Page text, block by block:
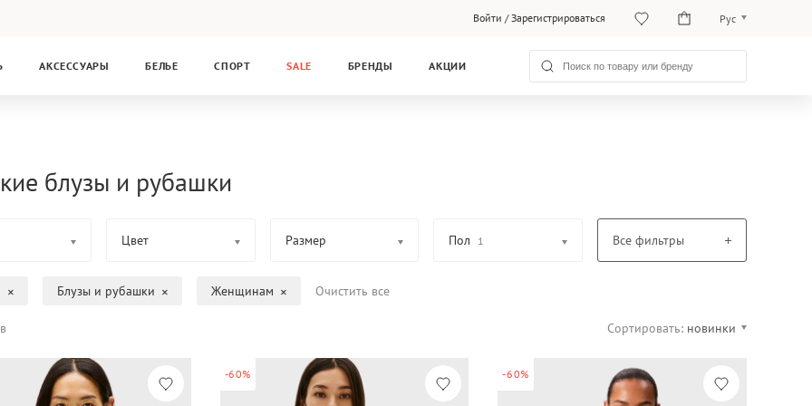
Войти /Зарегистрироваться Рус
Рус
АКСЕССУАРЫ БЕЛЬЕ СПОРТ SALE БРЕНДЫ АКЦИИ
блузы и рубашки
Цвет Размер Пол 1 Все фильтры
Блузы и рубашки Женщинам Очистить все
Сортировать: новинки
-60% -60%